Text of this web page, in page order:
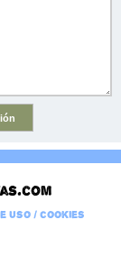
Uso / Cookies